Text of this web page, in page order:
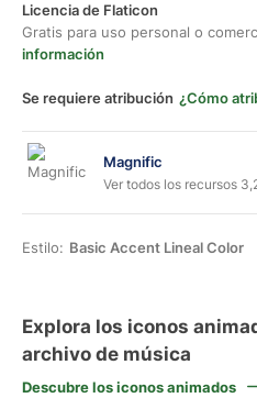
Licencia de Flaticon
Gratis para uso personal o
información
Se requiere atribución ¿Cómo
Magnific
Ver todos los recursos
Estilo: Basic Accent Lineal Color
Explora los iconos
archivo de música
Descubre los iconos animados